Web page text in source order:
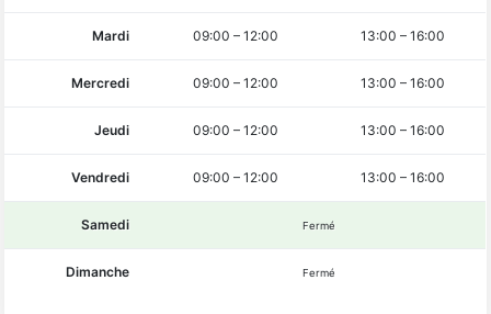
Mardi 09:00 – 12:00 13:00 – 16:00
Mercredi 09:00 – 12:00 13:00 – 16:00
Jeudi 09:00 – 12:00 13:00 – 16:00
Vendredi 09:00 – 12:00 13:00 – 16:00
Samedi Fermé
Dimanche Fermé